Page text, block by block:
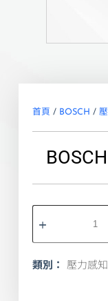
首頁 / BOSCH /
類別： 壓力感